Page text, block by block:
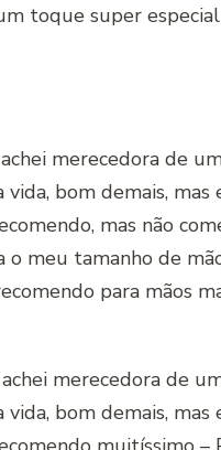
toque super
merecedora de
bom demais,
mas não
o meu tamanho de
para mãos
merecedora de
bom demais,